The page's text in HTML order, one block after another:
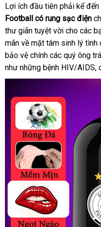
Football
có
rung
sạc
điện
Lợi ích đầu tiên phải kể
Football có rung sạc điện
thư giãn tuyệt vời cho xuất
xứ
các
mãn về mặt tâm sinh lý tình
bảo vệ chính đấu
giá
các quý ông
như trung
tâm
những bệnh HIV/AIDS,